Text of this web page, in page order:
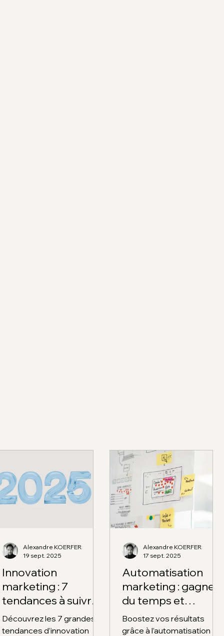
Innovation
marketing : 7
tendances à suivre
absolument en
2025
Découvrez les 7 grandes
tendances d’innovation
Alexandre KOERFER
19 sept. 2025
Automatisation
marketing : gagner
du temps et
booster vos
résultats
Boostez vos résultats
grâce à l’automatisation
Alexandre KOERFER
17 sept. 2025